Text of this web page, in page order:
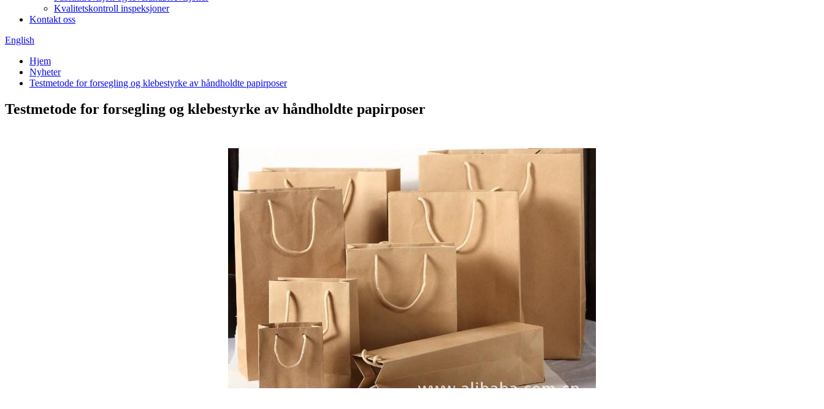
Kvalitetskontroll inspeksjoner
Kontakt oss
English
Hjem
Nyheter
Testmetode for forsegling og klebestyrke av håndholdte papirposer
Testmetode for forsegling og klebestyrke av håndholdte papirposer